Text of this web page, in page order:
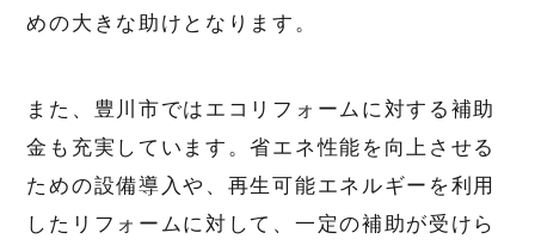
めの大きな助けとなります。
また、豊川市ではエコリフォームに対する補助
金も充実しています。省エネ性能を向上させる
ための設備導入や、再生可能エネルギーを利用
したリフォームに対して、一定の補助が受けら